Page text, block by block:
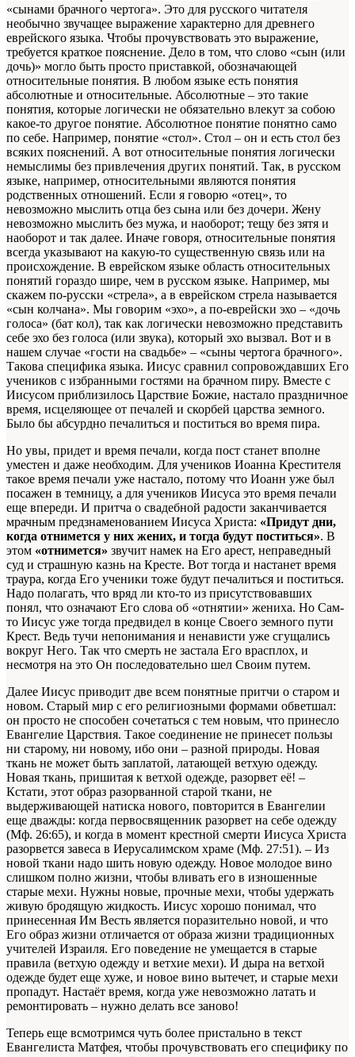
«сынами брачного чертога». Это для русского читателя
необычно звучащее выражение характерно для древнего
еврейского языка. Чтобы прочувствовать это выражение,
требуется краткое пояснение. Дело в том, что слово «сын (или
дочь)» могло быть просто приставкой, обозначающей
относительные понятия. В любом языке есть понятия
абсолютные и относительные. Абсолютные – это такие
понятия, которые логически не обязательно влекут за собою
какое-то другое понятие. Абсолютное понятие понятно само
по себе. Например, понятие «стол». Стол – он и есть стол без
всяких пояснений. А вот относительные понятия логически
немыслимы без привлечения других понятий. Так, в русском
языке, например, относительными являются понятия
родственных отношений. Если я говорю «отец», то
невозможно мыслить отца без сына или без дочери. Жену
невозможно мыслить без мужа, и наоборот; тещу без зятя и
наоборот и так далее. Иначе говоря, относительные понятия
всегда указывают на какую-то существенную связь или на
происхождение. В еврейском языке область относительных
понятий гораздо шире, чем в русском языке. Например, мы
скажем по-русски «стрела», а в еврейском стрела называется
«сын колчана». Мы говорим «эхо», а по-еврейски эхо – «дочь
голоса» (бат кол), так как логически невозможно представить
себе эхо без голоса (или звука), который эхо вызвал. Вот и в
нашем случае «гости на свадьбе» – «сыны чертога брачного».
Такова специфика языка. Иисус сравнил сопровождавших Его
учеников с избранными гостями на брачном пиру. Вместе с
Иисусом приблизилось Царствие Божие, настало праздничное
время, исцеляющее от печалей и скорбей царства земного.
Было бы абсурдно печалиться и поститься во время пира.
Но увы, придет и время печали, когда пост станет вполне
уместен и даже необходим. Для учеников Иоанна Крестителя
такое время печали уже настало, потому что Иоанн уже был
посажен в темницу, а для учеников Иисуса это время печали
еще впереди. И притча о свадебной радости заканчивается
мрачным предзнаменованием Иисуса Христа: «Придут дни,
когда отнимется у них жених, и тогда будут поститься». В
этом «отнимется» звучит намек на Его арест, неправедный
суд и страшную казнь на Кресте. Вот тогда и настанет время
траура, когда Его ученики тоже будут печалиться и поститься.
Надо полагать, что вряд ли кто-то из присутствовавших
понял, что означают Его слова об «отнятии» жениха. Но Сам-
то Иисус уже тогда предвидел в конце Своего земного пути
Крест. Ведь тучи непонимания и ненависти уже сгущались
вокруг Него. Так что смерть не застала Его врасплох, и
несмотря на это Он последовательно шел Своим путем.
Далее Иисус приводит две всем понятные притчи о старом и
новом. Старый мир с его религиозными формами обветшал:
он просто не способен сочетаться с тем новым, что принесло
Евангелие Царствия. Такое соединение не принесет пользы
ни старому, ни новому, ибо они – разной природы. Новая
ткань не может быть заплатой, латающей ветхую одежду.
Новая ткань, пришитая к ветхой одежде, разорвет её! –
Кстати, этот образ разорванной старой ткани, не
выдерживающей натиска нового, повторится в Евангелии
еще дважды: когда первосвященник разорвет на себе одежду
(Мф. 26:65), и когда в момент крестной смерти Иисуса Христа
разорвется завеса в Иерусалимском храме (Мф. 27:51). – Из
новой ткани надо шить новую одежду. Новое молодое вино
слишком полно жизни, чтобы вливать его в изношенные
старые мехи. Нужны новые, прочные мехи, чтобы удержать
живую бродящую жидкость. Иисус хорошо понимал, что
принесенная Им Весть является поразительно новой, и что
Его образ жизни отличается от образа жизни традиционных
учителей Израиля. Его поведение не умещается в старые
правила (ветхую одежду и ветхие мехи). И дыра на ветхой
одежде будет еще хуже, и новое вино вытечет, и старые мехи
пропадут. Настаёт время, когда уже невозможно латать и
ремонтировать – нужно делать все заново!
Теперь еще всмотримся чуть более пристально в текст
Евангелиста Матфея, чтобы прочувствовать его специфику по